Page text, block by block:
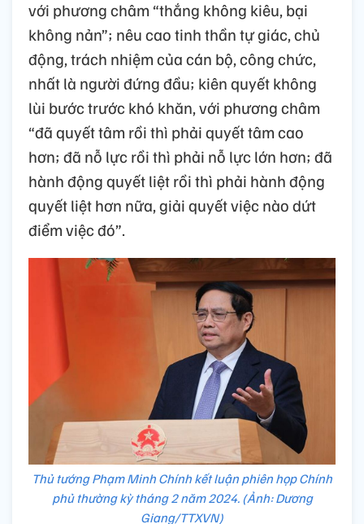
với phương châm “thắng không kiêu, bại
không nản”; nêu cao tinh thần tự giác, chủ
động, trách nhiệm của cán bộ, công chức,
nhất là người đứng đầu; kiên quyết không
lùi bước trước khó khăn, với phương châm
“đã quyết tâm rồi thì phải quyết tâm cao
hơn; đã nỗ lực rồi thì phải nỗ lực lớn hơn; đã
hành động quyết liệt rồi thì phải hành động
quyết liệt hơn nữa, giải quyết việc nào dứt
điểm việc đó”.
Thủ tướng Phạm Minh Chính kết luận phiên họp Chính
phủ thường kỳ tháng 2 năm 2024. (Ảnh: Dương
Giang/TTXVN)